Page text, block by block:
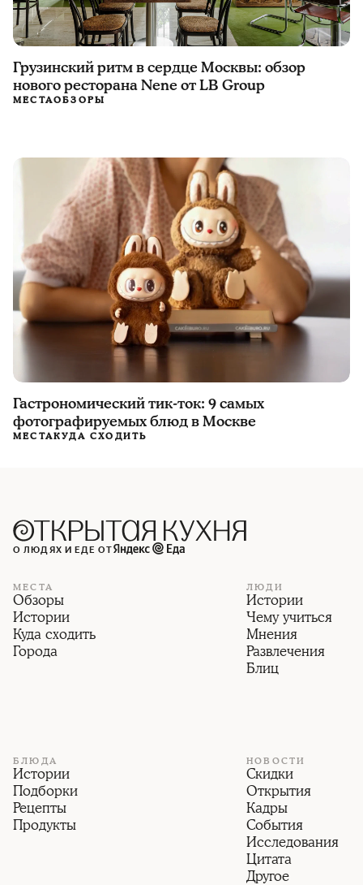
Грузинский ритм в сердце Москвы: обзор
нового ресторана Nene от LB Group
МЕСТАОБЗОРЫ
Гастрономический тик-ток: 9 самых
фотографируемых блюд в Москве
МЕСТАКУДА СХОДИТЬ
О ЛЮДЯХ И ЕДЕ ОТ
МЕСТА
Обзоры
Истории
Куда сходить
Города
ЛЮДИ
Истории
Чему учиться
Мнения
Развлечения
Блиц
БЛЮДА
Истории
Подборки
Рецепты
Продукты
НОВОСТИ
Скидки
Открытия
Кадры
События
Исследования
Цитата
Другое